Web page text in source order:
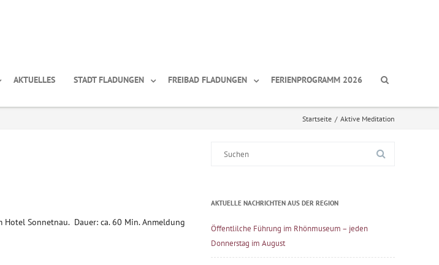
AKTUELLES STADT FLADUNGEN FREIBAD FLADUNGEN FERIENPROGRAMM 2026
Startseite / Aktive Meditation
Sonnetnau. Dauer: ca. 60 Min. Anmeldung
AKTUELLE NACHRICHTEN AUS DER REGION
Öffentlilche Führung im Rhönmuseum – jeden
Donnerstag im August